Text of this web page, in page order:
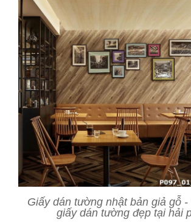
Giấy dán tường nhật bản giả gỗ
giấy dán tường đẹp tại hải